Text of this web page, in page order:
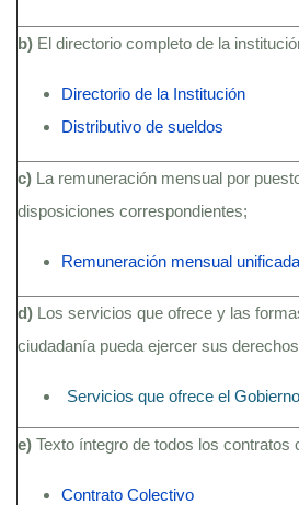
b) El directorio completo de la
Directorio de la Institución
Distributivo de sueldos
c) La remuneración mensual por
disposiciones correspondientes;
Remuneración mensual unificada
d) Los servicios que ofrece y las
ciudadanía pueda ejercer sus
Servicios que ofrece el
e) Texto íntegro de todos los
Contrato Colectivo